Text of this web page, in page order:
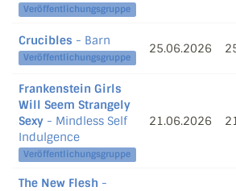
Veröffentlichungsgruppe
Crucibles - Barn
Veröffentlichungsgruppe
25.06.2026
Frankenstein Girls
Will Seem Strangely
Sexy - Mindless Self
Indulgence
Veröffentlichungsgruppe
21.06.2026
The New Flesh -